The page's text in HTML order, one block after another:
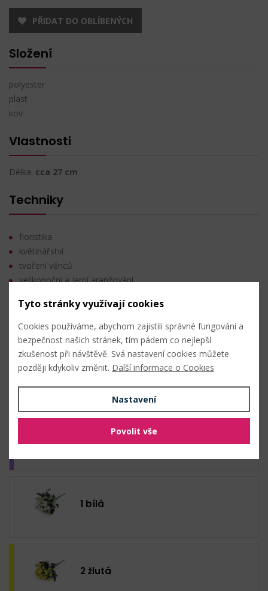
PŘIDAT DO OBLÍBENÝCH
Složení
polyester
plast
kov
Vlastnosti
Délka: cca 27 cm
Techniky
floristika
květinářství
tvoření věnců
velikonoční a jarní aranžování
Hromadný nákup
3 fialková
1 bílá
2 žlutá
Tyto stránky využívají cookies
Cookies používáme, abychom zajistili správné fungování a
bezpečnost našich stránek, tím pádem co nejlepší
zkušenost při návštěvě. Svá nastavení cookies můžete
později kdykoliv změnit. Další informace o Cookies
Nastavení
Povolit vše